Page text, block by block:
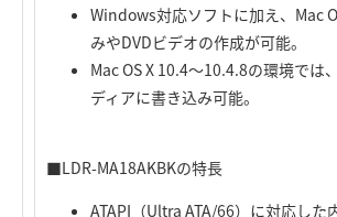
Windows対応ソフトに加え、Mac
みやDVDビデオの作成が可能。
Mac OS X 10.4～10.4.8の環境では
ディアに書き込み可能。
■LDR-MA18AKBKの特長
ATAPI（Ultra ATA/66）に対応し